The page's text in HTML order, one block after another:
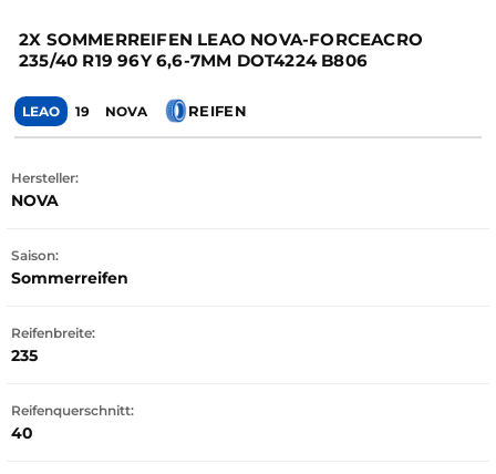
2X SOMMERREIFEN LEAO NOVA-FORCEACRO
235/40 R19 96Y 6,6-7MM DOT4224 B806
LEAO 19 NOVA REIFEN
Hersteller:
NOVA
Saison:
Sommerreifen
Reifenbreite:
235
Reifenquerschnitt:
40